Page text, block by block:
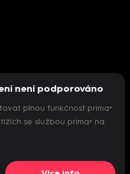
přehrávač
není podporováno
plnou funkčnost prima+
se službou prima+ na